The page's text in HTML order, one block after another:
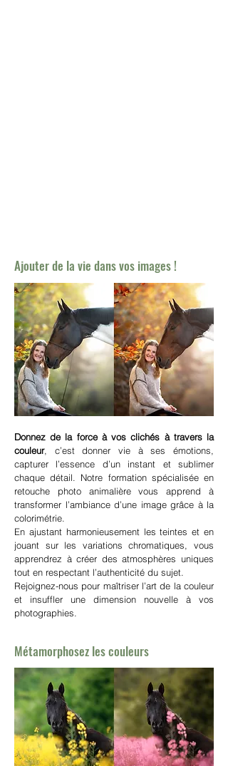
Ajouter de la vie dans vos images !
Donnez de la force à vos clichés à travers la
couleur, c’est donner vie à ses émotions,
capturer l’essence d’un instant et sublimer
chaque détail. Notre formation spécialisée en
retouche photo animalière vous apprend à
transformer l’ambiance d’une image grâce à la
colorimétrie.
En ajustant harmonieusement les teintes et en
jouant sur les variations chromatiques, vous
apprendrez à créer des atmosphères uniques
tout en respectant l’authenticité du sujet.
Rejoignez-nous pour maîtriser l’art de la couleur
et insuffler une dimension nouvelle à vos
photographies.
Métamorphosez les couleurs